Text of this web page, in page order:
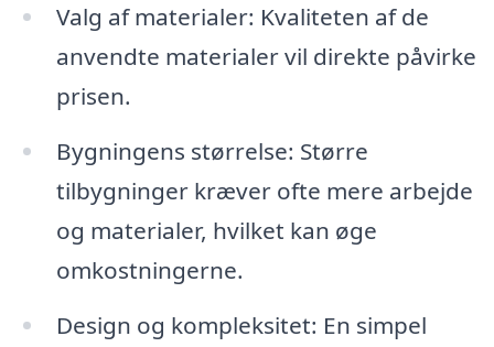
Valg af materialer: Kvaliteten af de
anvendte materialer vil direkte påvirke
prisen.
Bygningens størrelse: Større
tilbygninger kræver ofte mere arbejde
og materialer, hvilket kan øge
omkostningerne.
Design og kompleksitet: En simpel